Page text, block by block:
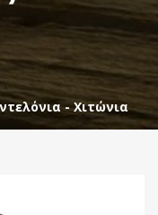
- Χιτώνια